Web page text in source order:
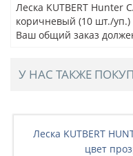
Леска KUTBERT Hunter
коричневый (10 шт./уп.)
Ваш общий заказ
У НАС ТАКЖЕ
Леска KUTBERT
цвет